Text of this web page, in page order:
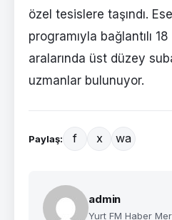
özel tesislere taşındı.
programıyla bağlantılı
aralarında üst düzey
uzmanlar bulunuyor.
Paylaş: f x wa
admin
Yurt FM Haber